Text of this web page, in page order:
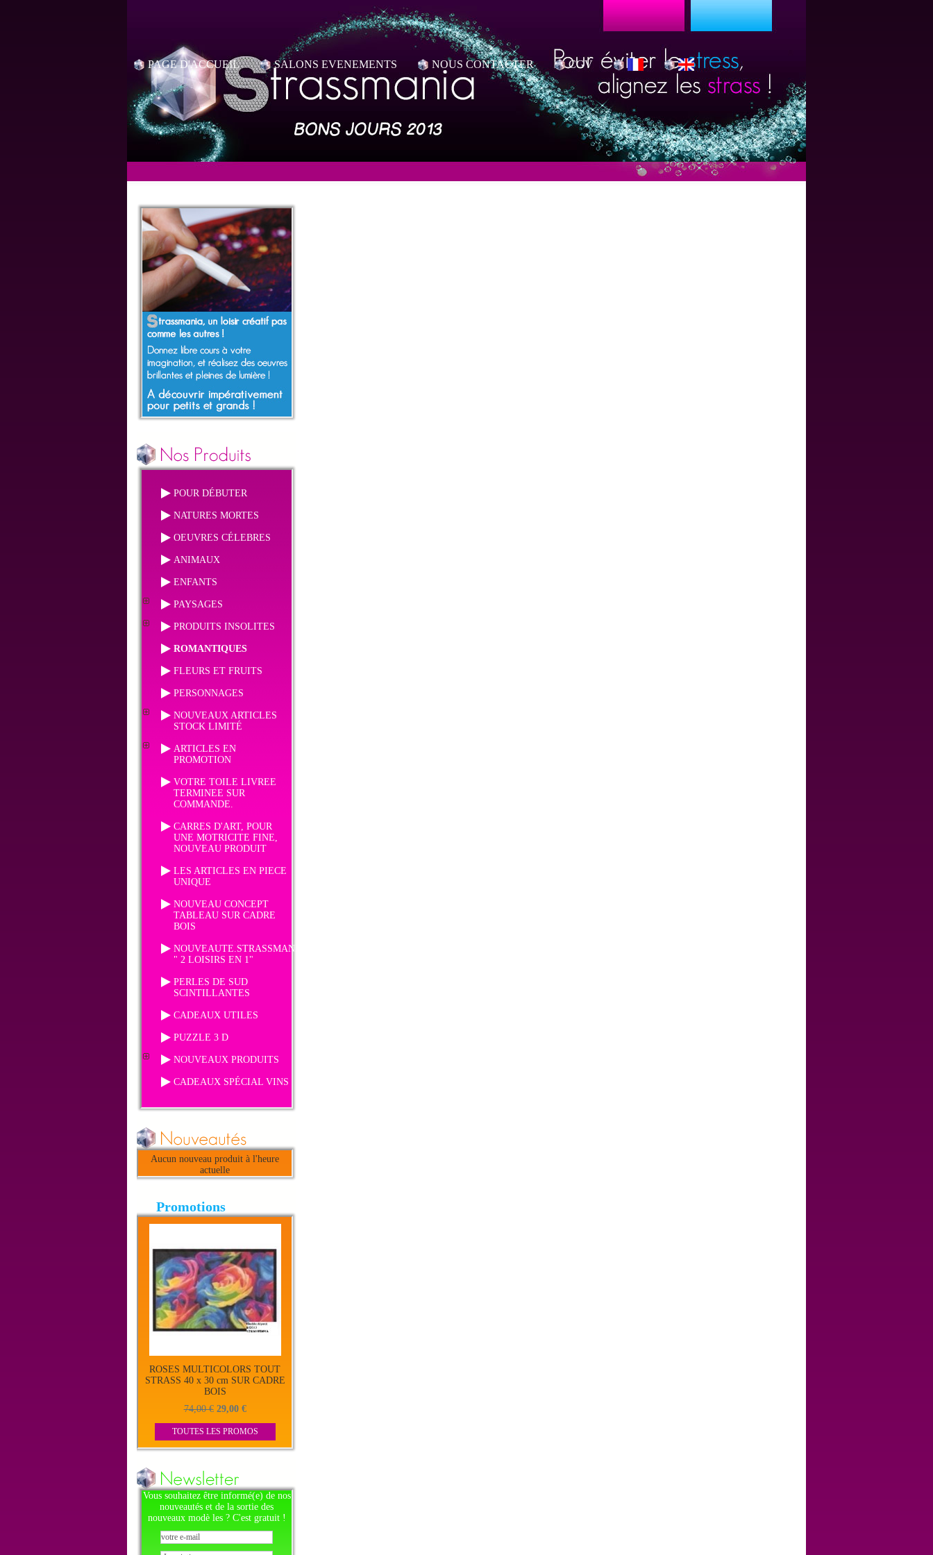
PAGE D'ACCUEIL SALONS EVENEMENTS NOUS CONTACTER CGV
POUR DÉBUTER
NATURES MORTES
OEUVRES CÉLEBRES
ANIMAUX
ENFANTS
PAYSAGES
PRODUITS INSOLITES
ROMANTIQUES
FLEURS ET FRUITS
PERSONNAGES
NOUVEAUX ARTICLES
STOCK LIMITÉ
ARTICLES EN
PROMOTION
VOTRE TOILE LIVREE
TERMINEE SUR
COMMANDE.
CARRES D'ART, POUR
UNE MOTRICITE FINE,
NOUVEAU PRODUIT
LES ARTICLES EN PIECE
UNIQUE
NOUVEAU CONCEPT
TABLEAU SUR CADRE
BOIS
NOUVEAUTE.STRASSMANIA
" 2 LOISIRS EN 1"
PERLES DE SUD
SCINTILLANTES
CADEAUX UTILES
PUZZLE 3 D
NOUVEAUX PRODUITS
CADEAUX SPÉCIAL VINS
Aucun nouveau produit à l'heure
actuelle
Promotions
ROSES MULTICOLORS TOUT
STRASS 40 x 30 cm SUR CADRE
BOIS
74,00 € 29,00 €
TOUTES LES PROMOS
Vous souhaitez être informé(e) de nos
nouveautés et de la sortie des
nouveaux modè les ? C'est gratuit !